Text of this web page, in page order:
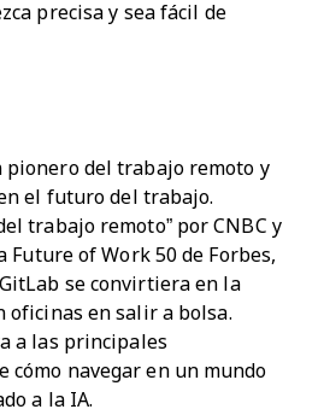
precisa y sea fácil de
pionero del trabajo remoto y
el futuro del trabajo.
trabajo remoto” por CNBC y
Future of Work 50 de Forbes,
se convirtiera en la
oficinas en salir a bolsa.
a las principales
cómo navegar en un mundo
a la IA.